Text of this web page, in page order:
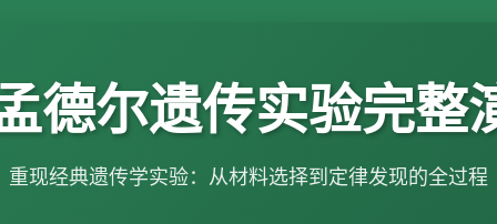
德尔遗传实验完整
重现经典遗传学实验：从材料选择到定律发现的全过程